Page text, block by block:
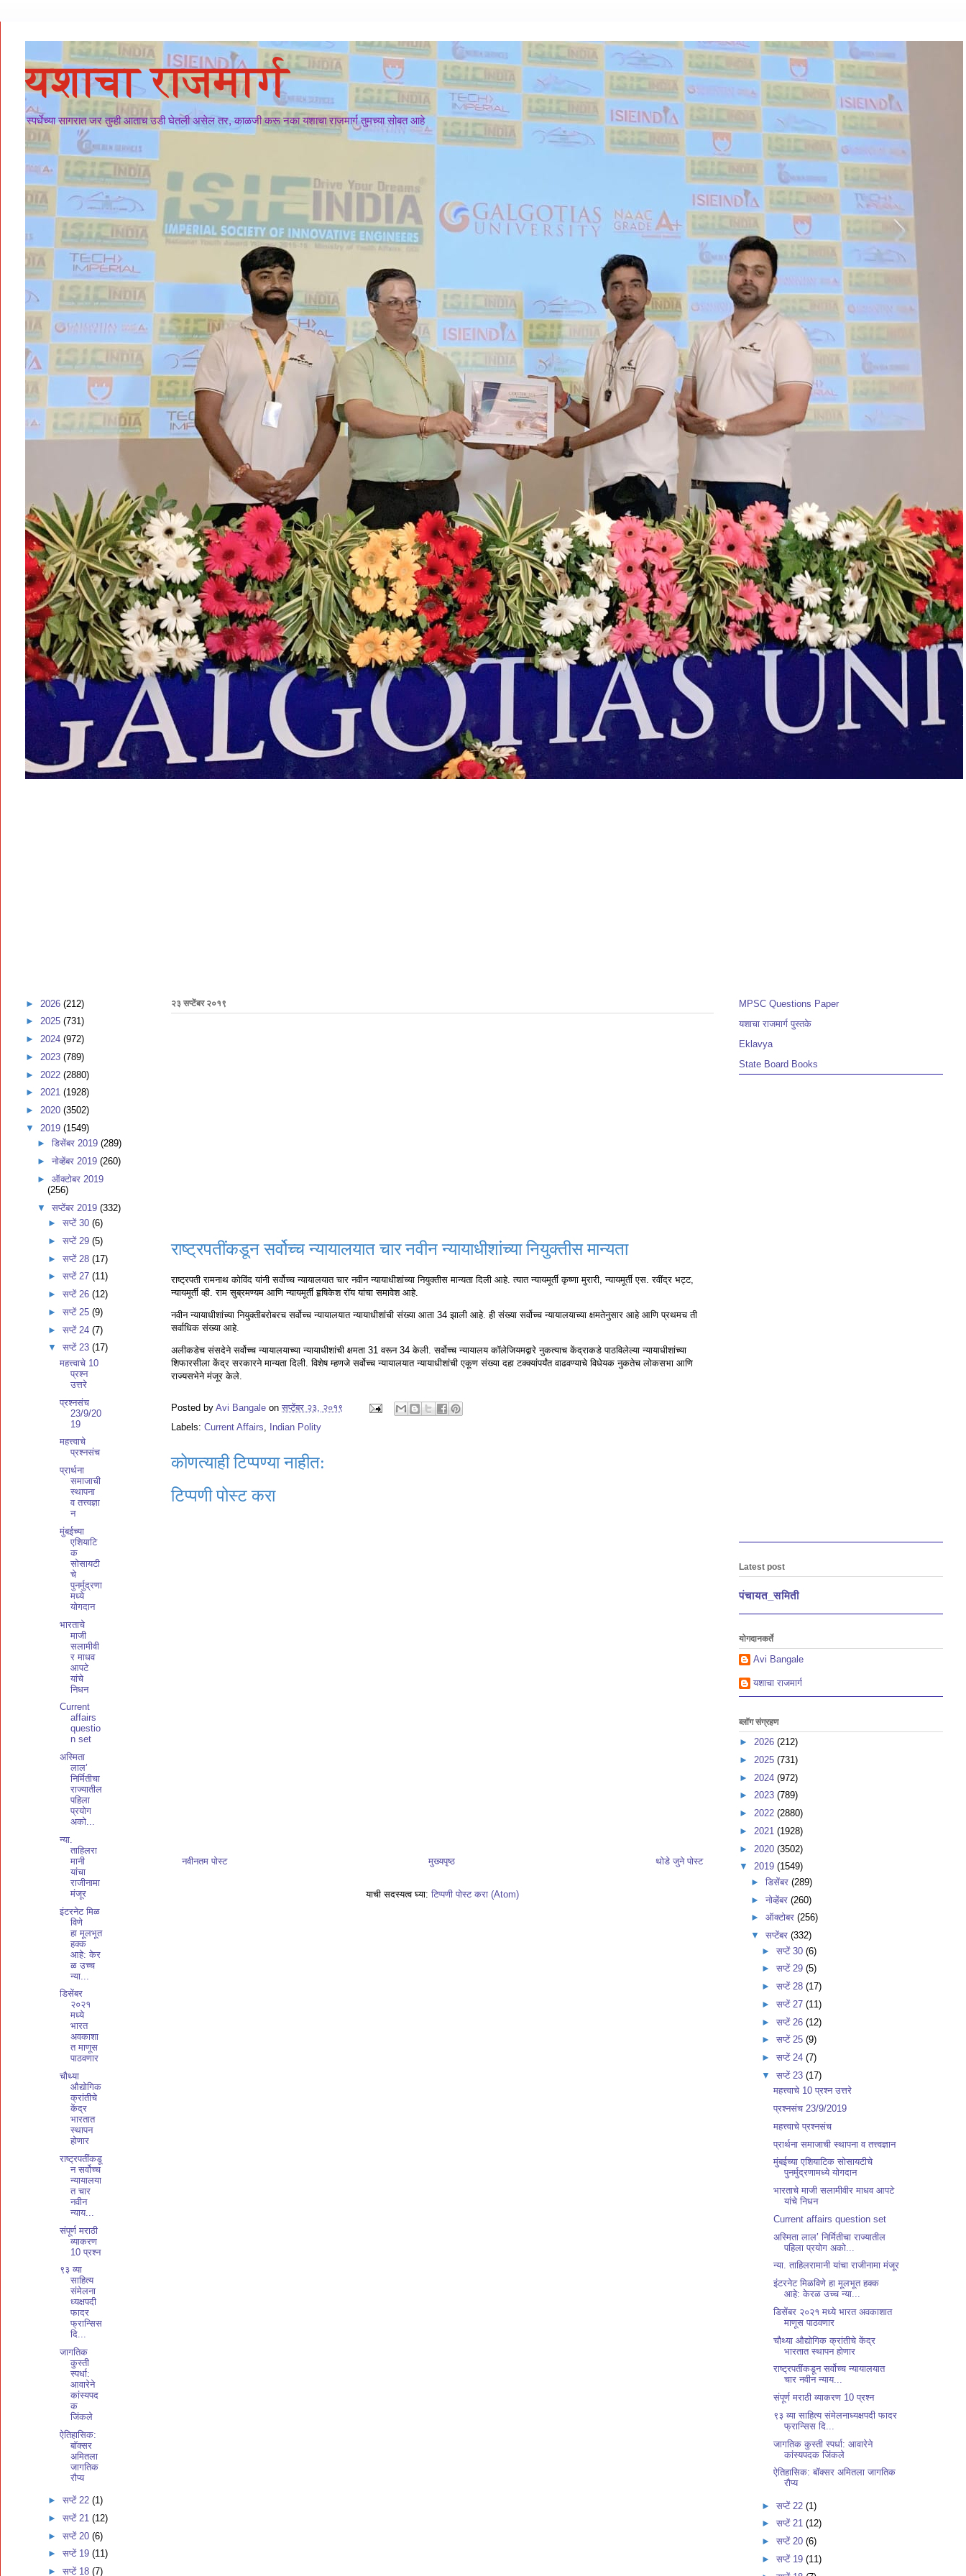
यशाचा राजमार्ग
स्पर्धेच्या सागरात जर तुम्ही आताच उडी घेतली असेल तर, काळजी करू नका यशाचा राजमार्ग तुमच्या सोबत आहे
२३ सप्टेंबर २०१९
राष्ट्रपतींकडून सर्वोच्च न्यायालयात चार नवीन न्यायाधीशांच्या नियुक्तीस मान्यता
राष्ट्रपती रामनाथ कोविंद यांनी सर्वोच्च न्यायालयात चार नवीन न्यायाधीशांच्या नियुक्तीस मान्यता दिली आहे. त्यात न्यायमूर्ती कृष्णा मुरारी, न्यायमूर्ती एस. रवींद्र भट्ट,
न्यायमूर्ती व्ही. राम सुब्रमण्यम आणि न्यायमूर्ती हृषिकेश रॉय यांचा समावेश आहे.
नवीन न्यायाधीशांच्या नियुक्तीबरोबरच सर्वोच्च न्यायालयात न्यायाधीशांची संख्या आता 34 झाली आहे. ही संख्या सर्वोच्च न्यायालयाच्या क्षमतेनुसार आहे आणि प्रथमच ती
सर्वाधिक संख्या आहे.
अलीकडेच संसदेने सर्वोच्च न्यायालयाच्या न्यायाधीशांची क्षमता 31 वरून 34 केली. सर्वोच्च न्यायालय कॉलेजियमद्वारे नुकत्याच केंद्राकडे पाठविलेल्या न्यायाधीशांच्या
शिफारसीला केंद्र सरकारने मान्यता दिली. विशेष म्हणजे सर्वोच्च न्यायालयात न्यायाधीशांची एकूण संख्या दहा टक्‍क्‍यांपर्यंत वाढवण्याचे विधेयक नुकतेच लोकसभा आणि
राज्यसभेने मंजूर केले.
Posted by Avi Bangale on सप्टेंबर २३, २०१९
Labels: Current Affairs Indian Polity
कोणत्याही टिप्पण्‍या नाहीत:
टिप्पणी पोस्ट करा
नवीनतम पोस्ट थोडे जुने पोस्ट
मुख्यपृष्ठ
याची सदस्यत्व घ्या: टिप्पणी पोस्ट करा (Atom)
► 2026 (212)
► 2025 (731)
► 2024 (972)
► 2023 (789)
► 2022 (2880)
► 2021 (1928)
► 2020 (3502)
▼ 2019 (1549)
► डिसेंबर 2019 (289)
► नोव्हेंबर 2019 (260)
► ऑक्टोबर 2019
(256)
▼ सप्टेंबर 2019 (332)
►सप्टें 30(6)
►सप्टें 29(5)
►सप्टें 28(17)
►सप्टें 27(11)
►सप्टें 26(12)
►सप्टें 25(9)
►सप्टें 24(7)
▼सप्टें 23(17)
महत्त्वाचे 10
प्रश्न
उत्तरे
प्रश्नसंच
23/9/20
19
महत्त्वाचे
प्रश्नसंच
प्रार्थना
समाजाची
स्थापना
व तत्त्वज्ञा
न
मुंबईच्या
एशियाटि
क
सोसायटी
चे
पुनर्मुद्रणा
मध्ये
योगदान
भारताचे
माजी
सलामीवी
र माधव
आपटे
यांचे
निधन
Current
affairs
questio
n set
अस्मिता
लाल’
निर्मितीचा
राज्यातील
पहिला
प्रयोग
अको...
न्या.
ताहिलरा
मानी
यांचा
राजीनामा
मंजूर
इंटरनेट मिळ
विणे
हा मूलभूत
हक्क
आहे: केर
ळ उच्च
न्या...
डिसेंबर
२०२१
मध्ये
भारत
अवकाशा
त माणूस
पाठवणार
चौथ्या
औद्योगिक
क्रांतीचे
केंद्र
भारतात
स्थापन
होणार
राष्ट्रपतींकडू
न सर्वोच्च
न्यायालया
त चार
नवीन
न्याय...
संपूर्ण मराठी
व्याकरण
10 प्रश्न
९३ व्या
साहित्य
संमेलना
ध्यक्षपदी
फादर
फ्रान्सिस
दि...
जागतिक
कुस्ती
स्पर्धा:
आवारेने
कांस्यपद
क
जिंकले
ऐतिहासिक:
बॉक्सर
अमितला
जागतिक
रौप्य
►सप्टें 22(1)
►सप्टें 21(12)
►सप्टें 20(6)
►सप्टें 19(11)
►सप्टें 18(7)
MPSC Questions Paper
यशाचा राजमार्ग पुस्तके
Eklavya
State Board Books
Latest post
पंचायत_समिती
योगदानकर्ते
Avi Bangale
यशाचा राजमार्ग
ब्लॉग संग्रहण
► 2026 (212)
► 2025 (731)
► 2024 (972)
► 2023 (789)
► 2022 (2880)
► 2021 (1928)
► 2020 (3502)
▼ 2019 (1549)
► डिसेंबर (289)
► नोव्हेंबर (260)
► ऑक्टोबर (256)
▼ सप्टेंबर (332)
►सप्टें 30(6)
►सप्टें 29(5)
►सप्टें 28(17)
►सप्टें 27(11)
►सप्टें 26(12)
►सप्टें 25(9)
►सप्टें 24(7)
▼सप्टें 23(17)
महत्त्वाचे 10 प्रश्न उत्तरे
प्रश्नसंच 23/9/2019
महत्त्वाचे प्रश्नसंच
प्रार्थना समाजाची स्थापना व तत्त्वज्ञान
मुंबईच्या एशियाटिक सोसायटीचे
पुनर्मुद्रणामध्ये योगदान
भारताचे माजी सलामीवीर माधव आपटे
यांचे निधन
Current affairs question set
अस्मिता लाल’ निर्मितीचा राज्यातील
पहिला प्रयोग अको...
न्या. ताहिलरामानी यांचा राजीनामा मंजूर
इंटरनेट मिळविणे हा मूलभूत हक्क
आहे: केरळ उच्च न्या...
डिसेंबर २०२१ मध्ये भारत अवकाशात
माणूस पाठवणार
चौथ्या औद्योगिक क्रांतीचे केंद्र
भारतात स्थापन होणार
राष्ट्रपतींकडून सर्वोच्च न्यायालयात
चार नवीन न्याय...
संपूर्ण मराठी व्याकरण 10 प्रश्न
९३ व्या साहित्य संमेलनाध्यक्षपदी फादर
फ्रान्सिस दि...
जागतिक कुस्ती स्पर्धा: आवारेने
कांस्यपदक जिंकले
ऐतिहासिक: बॉक्सर अमितला जागतिक
रौप्य
►सप्टें 22(1)
►सप्टें 21(12)
►सप्टें 20(6)
►सप्टें 19(11)